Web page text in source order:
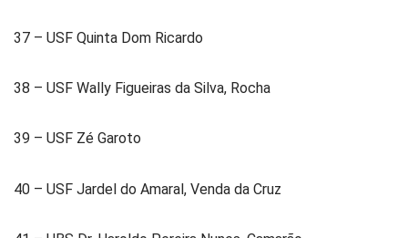
37 – USF Quinta Dom Ricardo
38 – USF Wally Figueiras da Silva, Rocha
39 – USF Zé Garoto
40 – USF Jardel do Amaral, Venda da Cruz